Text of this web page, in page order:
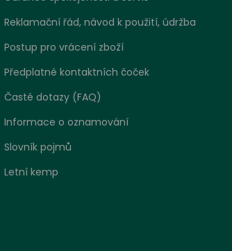
Reklamační řád, návod k použití, údržba
Postup pro vrácení zboží
Předplatné kontaktních čoček
Časté dotazy (FAQ)
Informace o oznamování
Slovník pojmů
Letní kemp